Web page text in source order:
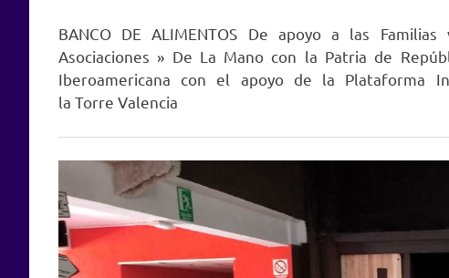
BANCO DE ALIMENTOS De apoyo a las
Asociaciones » De La Mano con la Patria de
Iberoamericana con el apoyo de la Plataforma
la Torre Valencia